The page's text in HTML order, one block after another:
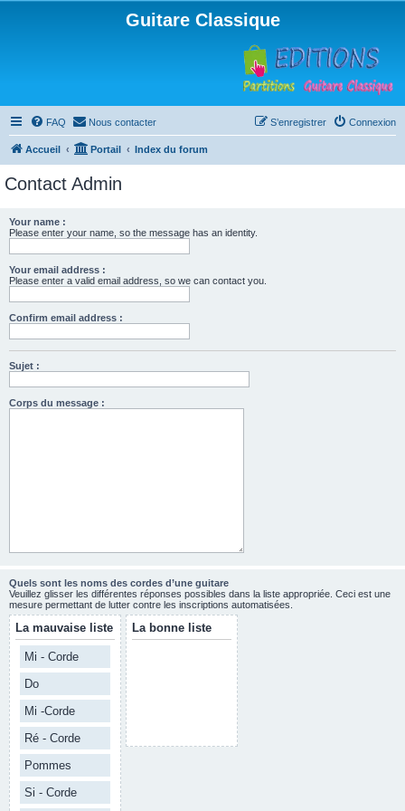
Guitare Classique
FAQ Nous contacter Connexion
S’enregistrer
Accueil Portail Index du forum
Contact Admin
Your name :
Please enter your name, so the message has an identity.
Your email address :
Please enter a valid email address, so we can contact you.
Confirm email address :
Sujet :
Corps du message :
Quels sont les noms des cordes d’une guitare
Veuillez glisser les différentes réponses possibles dans la liste appropriée. Ceci est une
mesure permettant de lutter contre les inscriptions automatisées.
La mauvaise liste
Mi - Corde
Do
Mi -Corde
Ré - Corde
Pommes
Si - Corde
La bonne liste